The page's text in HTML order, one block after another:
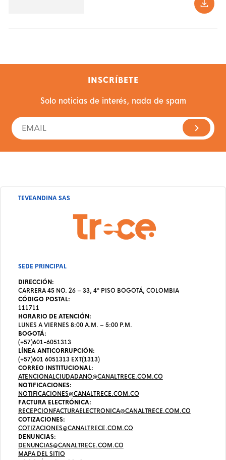
INSCRÍBETE
Solo noticias de interés, nada de spam
TEVEANDINA SAS
SEDE PRINCIPAL
DIRECCIÓN:
CARRERA 45 NO. 26 – 33, 4º PISO BOGOTÁ, COLOMBIA
CÓDIGO POSTAL:
111711
HORARIO DE ATENCIÓN:
LUNES A VIERNES 8:00 A.M. – 5:00 P.M.
BOGOTÁ:
(+57)601-6051313
LÍNEA ANTICORRUPCIÓN:
(+57)601 6051313 EXT(1313)
CORREO INSTITUCIONAL:
ATENCIONALCIUDADANO@CANALTRECE.COM.CO
NOTIFICACIONES:
NOTIFICACIONES@CANALTRECE.COM.CO
FACTURA ELECTRÓNICA:
RECEPCIONFACTURAELECTRONICA@CANALTRECE.COM.CO
COTIZACIONES:
COTIZACIONES@CANALTRECE.COM.CO
DENUNCIAS:
DENUNCIAS@CANALTRECE.COM.CO
MAPA DEL SITIO